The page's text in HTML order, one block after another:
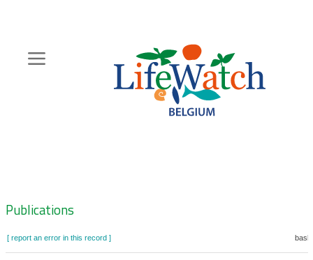
content
Zoeknavigatie
Publications
[ report an error in this record ]